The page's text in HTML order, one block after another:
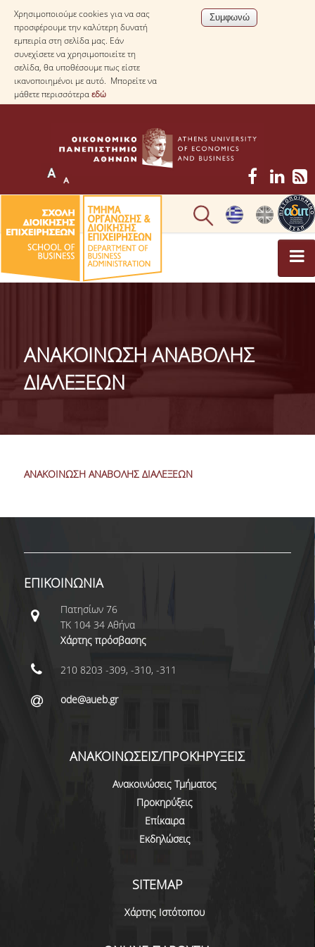
Χρησιμοποιούμε cookies για να σας
προσφέρουμε την καλύτερη δυνατή
εμπειρία στη σελίδα μας. Εάν
συνεχίσετε να χρησιμοποιείτε τη
σελίδα, θα υποθέσουμε πως είστε
ικανοποιημένοι με αυτό. Μπορείτε να
μάθετε περισσότεραεδώ
ΤΟ ΤΜΗΜΑ
ΧΑΙΡΕΤΙΣΜΟΣ ΠΡΟΕΔΡΟΥ
ΑΝΘΡΩΠΙΝΟ ΔΥΝΑΜΙΚΟ
ΜΕΛΗ ΔΕΠ
ΜΕΛΗ Ε.ΔΙ.Π
ΔΙΟΙΚΗΤΙΚΟ ΠΡΟΣΩΠΙΚΟ
ΠΡΟΣΩΠΙΚΟΥ
ΠΡΟΠΤΥΧΙΑΚΕΣ ΣΠΟΥΔΕΣ
ΟΔΗΓΟΣ ΣΠΟΥΔΩΝ
ΠΡΟΓΡΑΜΜΑ ΣΠΟΥΔΩΝ
ΜΑΘΗΜΑΤΑ ΠΡΟΓΡΑΜΜΑΤΟΣ ΣΠΟΥΔΩΝ
ΑΝΑΚΟΙΝΩΣΗ ΑΝΑΒΟΛΗΣ
ΔΙΑΛΕΞΕΩΝ
ΑΝΑΚΟΙΝΩΣΗ ΑΝΑΒΟΛΗΣ ΔΙΑΛΕΞΕΩΝ
ΕΠΙΚΟΙΝΩΝΙΑ
Πατησίων 76
ΤΚ 104 34 Αθήνα
Χάρτης πρόσβασης
210 8203 -309, -310, -311
ode@aueb.gr
ΑΝΑΚΟΙΝΩΣΕΙΣ/ΠΡΟΚΗΡΥΞΕΙΣ
Ανακοινώσεις Τμήματος
Προκηρύξεις
Επίκαιρα
Εκδηλώσεις
SITEMAP
Χάρτης Ιστότοπου